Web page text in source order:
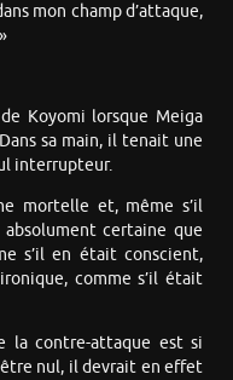
mon champ d’attaque,
Koyomi lorsque Meiga
sa main, il tenait une
interrupteur.
mortelle et, même s’il
absolument certaine que
s’il en était conscient,
comme s’il était
la contre-attaque est si
nul, il devrait en effet